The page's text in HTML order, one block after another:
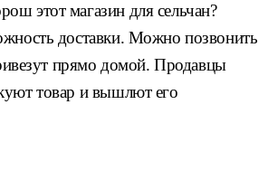
этот магазин для сельчан?
доставки. Можно позвонить
прямо домой. Продавцы
товар и вышлют его